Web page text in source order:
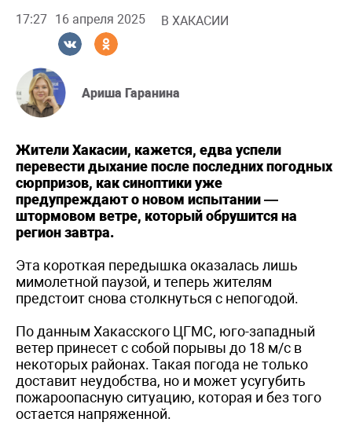
17:27 16 апреля 2025 В ХАКАСИИ
Ариша Гаранина
Жители Хакасии, кажется, едва успели
перевести дыхание после последних погодных
сюрпризов, как синоптики уже
предупреждают о новом испытании —
штормовом ветре, который обрушится на
регион завтра.
Эта короткая передышка оказалась лишь
мимолетной паузой, и теперь жителям
предстоит снова столкнуться с непогодой.
По данным Хакасского ЦГМС, юго-западный
ветер принесет с собой порывы до 18 м/с в
некоторых районах. Такая погода не только
доставит неудобства, но и может усугубить
пожароопасную ситуацию, которая и без того
остается напряженной.